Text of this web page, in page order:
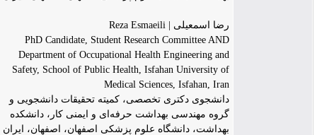
رضا اسمعیلی | Reza Esmaeili
PhD Candidate, Student Research Committee AND
Department of Occupational Health Engineering and
Safety, School of Public Health, Isfahan University of
Medical Sciences, Isfahan, Iran
دانشجوی دکتری تخصصی، کمیته تحقیقات دانشجویی و
گروه مهندسی بهداشت حرفه‌ای و ایمنی کار، دانشکده
بهداشت، دانشگاه علوم پزشکی اصفهان، اصفهان، ایران